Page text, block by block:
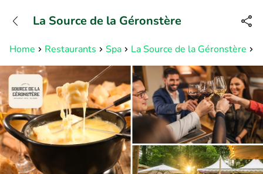
Disponible jusqu'à 23:00 heures
Home Restaurants Spa La Source de la Géronstère
La Source de la Géronstère